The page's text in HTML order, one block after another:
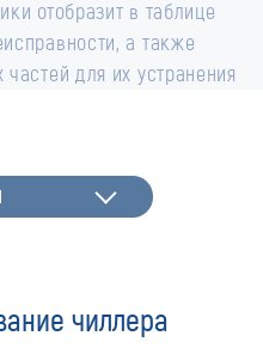
отобразит в таблице
а также
для их устранения
чиллера